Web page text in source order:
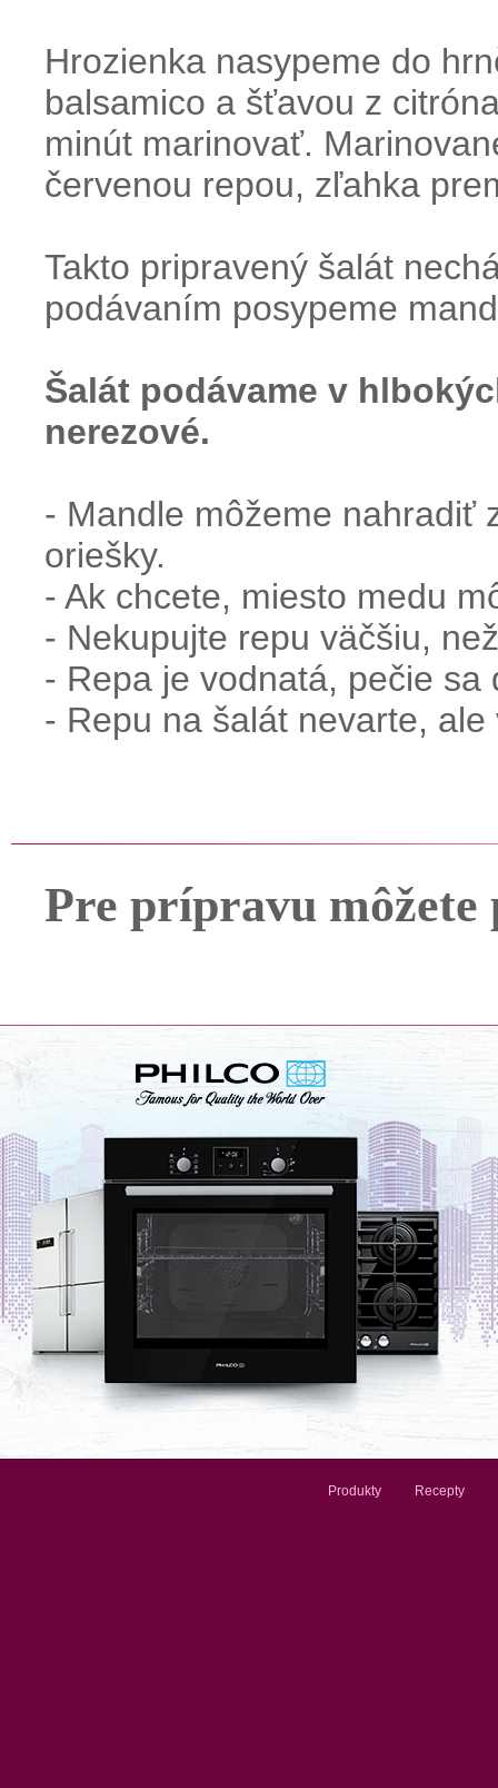
Hrozienka nasypeme do
balsamico a šťavou z
minút marinovať.
červenou repou, zľahka
Takto pripravený šalát
podávaním posypeme
Šalát podávame v
nerezové.
- Mandle môžeme nahradiť
oriešky.
- Ak chcete, miesto medu
- Nekupujte repu väčšiu, než
- Repa je vodnatá, pečie sa
- Repu na šalát nevarte, ale
Pre prípravu
Produkty Recepty